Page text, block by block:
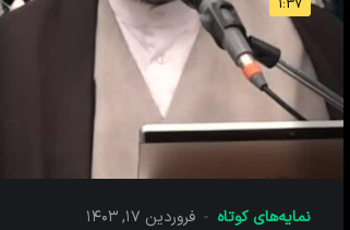
1:37
نمایه‌های کوتاه فروردین ۱۷, ۱۴۰۳